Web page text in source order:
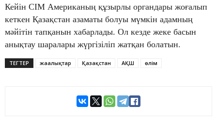
Кейін СІМ Американың құзырлы органдары жоғалып
кеткен Қазақстан азаматы болуы мүмкін адамның
мәйітін тапқанын хабарлады. Ол кезде жеке басын
анықтау шаралары жүргізіліп жатқан болатын.
ТЕГТЕР жаңалықтар Қазақстан АҚШ өлім